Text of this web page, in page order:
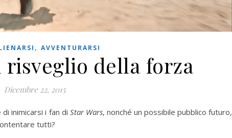
, AVVENTURARSI
risveglio della forza
Dicembre 22, 2015
inimicarsi i fan di Star Wars, nonché un possibile pubblico futuro,
tutti?